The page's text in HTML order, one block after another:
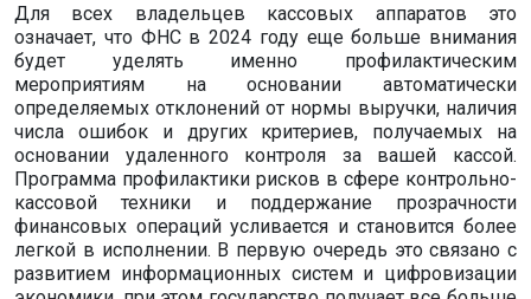
Для всех владельцев кассовых аппаратов это
означает, что ФНС в 2024 году еще больше внимания
будет уделять именно профилактическим
мероприятиям на основании автоматически
определяемых отклонений от нормы выручки, наличия
числа ошибок и других критериев, получаемых на
основании удаленного контроля за вашей кассой.
Программа профилактики рисков в сфере контрольно-
кассовой техники и поддержание прозрачности
финансовых операций усливается и становится более
легкой в исполнении. В первую очередь это связано с
развитием информационных систем и цифровизации